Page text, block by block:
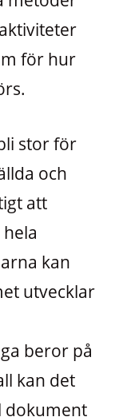
för hur
stor för
och
att
kan
utvecklar
beror på
kan det
dokument